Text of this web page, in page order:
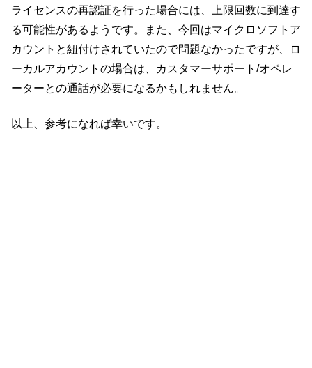
ライセンスの再認証を行った場合には、上限回数に到達す
る可能性があるようです。また、今回はマイクロソフトア
カウントと紐付けされていたので問題なかったですが、ロ
ーカルアカウントの場合は、カスタマーサポート/オペレ
ーターとの通話が必要になるかもしれません。
以上、参考になれば幸いです。